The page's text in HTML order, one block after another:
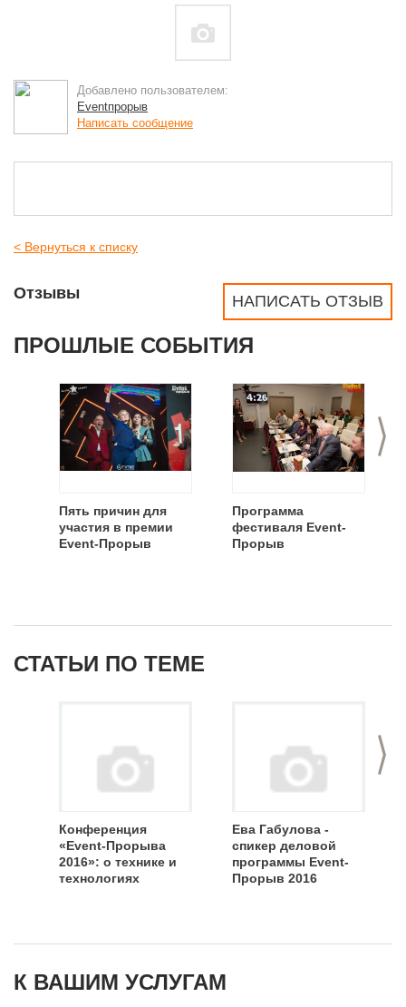
Добавлено пользователем:
Eventпрорыв
Написать сообщение
< Вернуться к списку
НАПИСАТЬ ОТЗЫВ
Отзывы
ПРОШЛЫЕ СОБЫТИЯ
>
Пять причин для
участия в премии
Event-Прорыв
Программа
фестиваля Event-
Прорыв
СТАТЬИ ПО ТЕМЕ
>
Конференция
«Event-Прорыва
2016»: о технике и
технологиях
Ева Габулова -
спикер деловой
программы Event-
Прорыв 2016
К ВАШИМ УСЛУГАМ